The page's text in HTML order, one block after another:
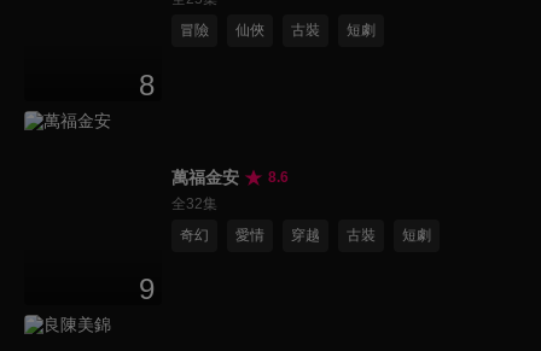
8
冒險
仙俠 古裝 短劇
9
萬福金安
8.6
全32集
奇幻
愛情 穿越 古裝 短劇